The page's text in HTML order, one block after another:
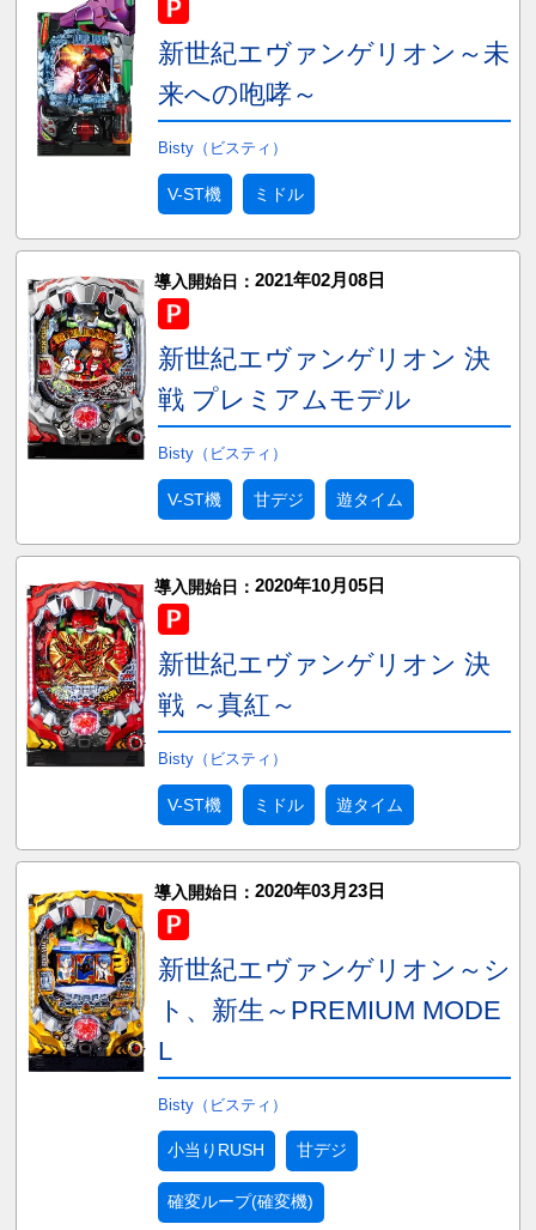
新世紀エヴァンゲリオン～未
来への咆哮～
Bisty（ビスティ）
V-ST機 ミドル
導入開始日： 2021年02月08日
新世紀エヴァンゲリオン 決
戦 プレミアムモデル
Bisty（ビスティ）
V-ST機 甘デジ 遊タイム
導入開始日： 2020年10月05日
新世紀エヴァンゲリオン 決
戦 ～真紅～
Bisty（ビスティ）
V-ST機 ミドル 遊タイム
導入開始日： 2020年03月23日
新世紀エヴァンゲリオン～シ
ト、新生～PREMIUM MODE
L
Bisty（ビスティ）
小当りRUSH 甘デジ
確変ループ(確変機)